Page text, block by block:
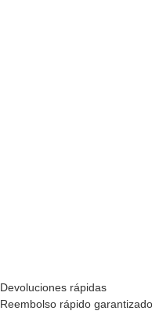
Devoluciones rápidas
Reembolso rápido garantizado